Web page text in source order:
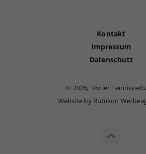
Kontakt
Impressum
Datenschutz
© 2026, Tiroler
Website by Rubikon